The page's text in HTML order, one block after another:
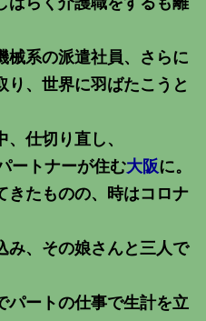
械系の派遣社員、さらに
り、世界に羽ばたこうと
仕切り直し、
ートナーが住む大阪に。
きたものの、時はコロナ
み、その娘さんと三人で
パートの仕事で生計を立